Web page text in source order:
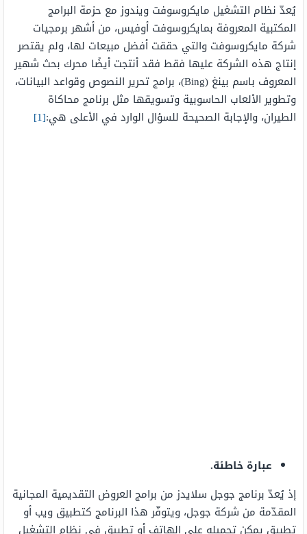
يُعدّ نظام التشغيل مايكروسوفت ويندوز مع حزمة البرامج
المكتبية المعروفة بمايكروسوفت أوفيس، من أشهر برمجيات
شركة مايكروسوفت والتي حققت أفضل مبيعات لها، ولم يقتصر
إنتاج هذه الشركة عليها فقط فقد أنتجت أيضًا محرك بحث شهير
المعروف باسم بينغ (Bing)، برامج تحرير النصوص وقواعد البيانات،
وتطوير الألعاب الحاسوبية وتسويقها مثل برنامج محاكاة
الطيران، والإجابة الصحيحة للسؤال الوارد في الأعلى هي:[1]
عبارة خاطئة.
إذ يُعدّ برنامج جوجل سلايدز من برامج العروض التقديمية المجانية
المقدّمة من شركة جوجل، ويتوفّر هذا البرنامج كتطبيق ويب أو
تطبيق يمكن تحميله على الهاتف أو تطبيق في نظام التشغيل